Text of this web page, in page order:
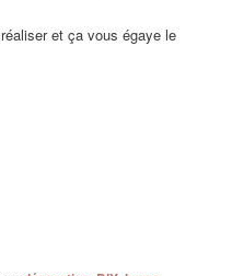
et ça vous égaye le